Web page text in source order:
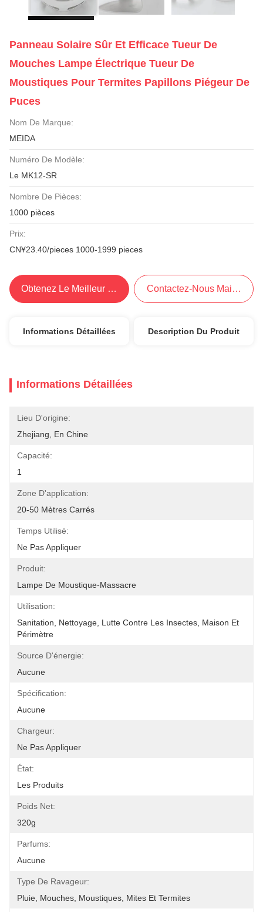
Panneau Solaire Sûr Et Efficace Tueur De
Mouches Lampe Électrique Tueur De
Moustiques Pour Termites Papillons Piégeur De
Puces
Nom De Marque:
MEIDA
Numéro De Modèle:
Le MK12-SR
Nombre De Pièces:
1000 pièces
Prix:
CN¥23.40/pieces 1000-1999 pieces
Obtenez Le Meilleur Prix Contactez-Nous Maintenant
Informations Détaillées Description Du Produit
Informations Détaillées
Lieu D'origine:
Zhejiang, En Chine
Capacité:
1
Zone D'application:
20-50 Mètres Carrés
Temps Utilisé:
Ne Pas Appliquer
Produit:
Lampe De Moustique-Massacre
Utilisation:
Sanitation, Nettoyage, Lutte Contre Les Insectes, Maison Et
Périmètre
Source D'énergie:
Aucune
Spécification:
Aucune
Chargeur:
Ne Pas Appliquer
État:
Les Produits
Poids Net:
320g
Parfums:
Aucune
Type De Ravageur:
Pluie, Mouches, Moustiques, Mites Et Termites